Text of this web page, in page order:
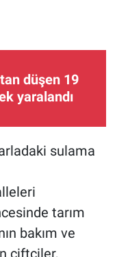
düşen 19
yaralandı
sulama
tarım
bakım ve
çiftçiler,